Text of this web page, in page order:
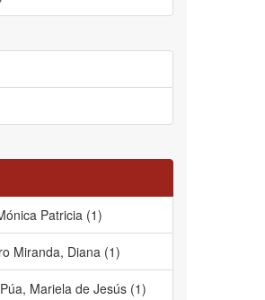
Patricia (1)
Miranda, Diana (1)
Mariela de Jesús (1)